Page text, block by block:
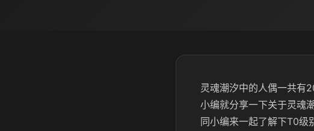
灵魂潮汐中的人偶一共有
小编就分享一下关于灵魂
同小编来一起了解下T0级